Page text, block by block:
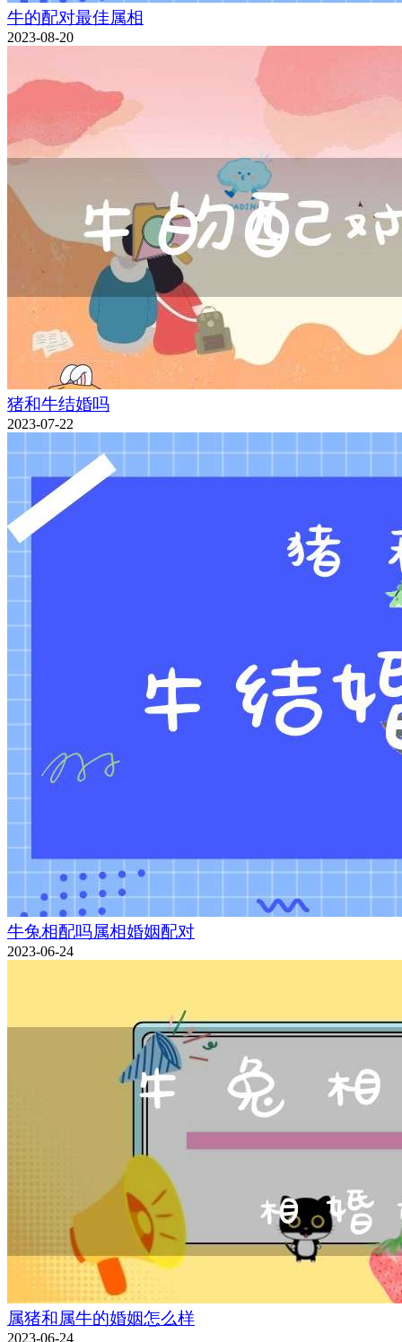
牛的配对最佳属相
2023-08-20
猪和牛结婚吗
2023-07-22
牛兔相配吗属相婚姻配对
2023-06-24
属猪和属牛的婚姻怎么样
2023-06-24